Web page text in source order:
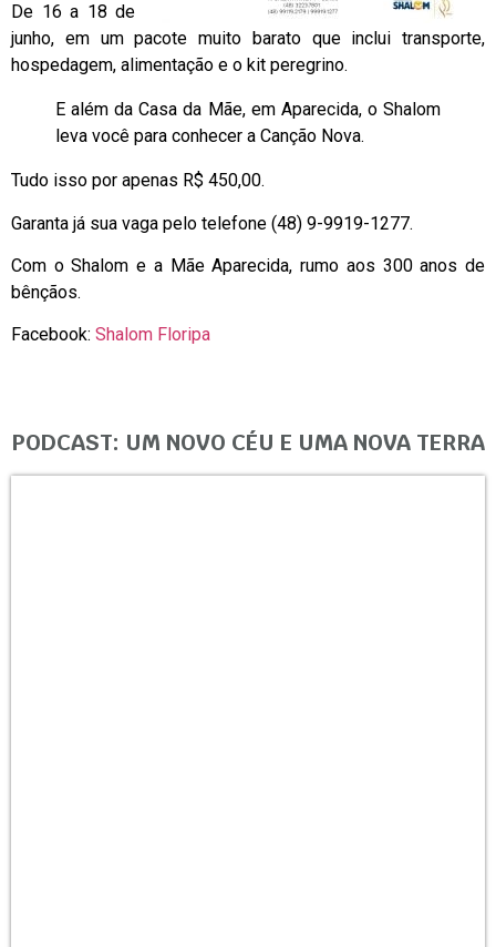
De 16 a 18 de
junho, em um pacote muito barato que inclui transporte,
hospedagem, alimentação e o kit peregrino.
E além da Casa da Mãe, em Aparecida, o Shalom
leva você para conhecer a Canção Nova.
Tudo isso por apenas R$ 450,00.
Garanta já sua vaga pelo telefone (48) 9-9919-1277.
Com o Shalom e a Mãe Aparecida, rumo aos 300 anos de
bênçãos.
Facebook: Shalom Floripa
PODCAST: UM NOVO CÉU E UMA NOVA TERRA